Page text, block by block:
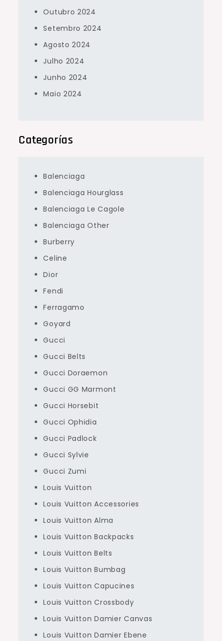
Outubro 2024
Setembro 2024
Agosto 2024
Julho 2024
Junho 2024
Maio 2024
Categorías
Balenciaga
Balenciaga Hourglass
Balenciaga Le Cagole
Balenciaga Other
Burberry
Celine
Dior
Fendi
Ferragamo
Goyard
Gucci
Gucci Belts
Gucci Doraemon
Gucci GG Marmont
Gucci Horsebit
Gucci Ophidia
Gucci Padlock
Gucci Sylvie
Gucci Zumi
Louis Vuitton
Louis Vuitton Accessories
Louis Vuitton Alma
Louis Vuitton Backpacks
Louis Vuitton Belts
Louis Vuitton Bumbag
Louis Vuitton Capucines
Louis Vuitton Crossbody
Louis Vuitton Damier Canvas
Louis Vuitton Damier Ebene